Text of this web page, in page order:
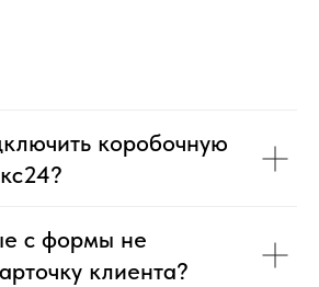
коробочную
с формы не
клиента?